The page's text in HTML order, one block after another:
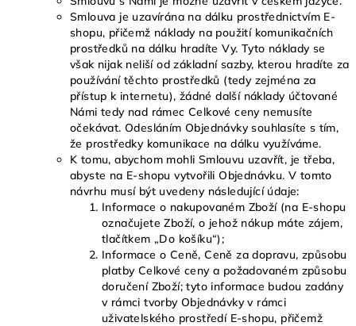
Smlouva je uzavírána na dálku prostřednictvím E-
shopu, přičemž náklady na použití komunikačních
prostředků na dálku hradíte Vy. Tyto náklady se
však nijak neliší od základní sazby, kterou hradíte za
používání těchto prostředků (tedy zejména za
přístup k internetu), žádné další náklady účtované
Námi tedy nad rámec Celkové ceny nemusíte
očekávat. Odesláním Objednávky souhlasíte s tím,
že prostředky komunikace na dálku využíváme.
K tomu, abychom mohli Smlouvu uzavřít, je třeba,
abyste na E-shopu vytvořili Objednávku. V tomto
návrhu musí být uvedeny následující údaje:
Informace o nakupovaném Zboží (na E-shopu
označujete Zboží, o jehož nákup máte zájem,
tlačítkem „Do košíku“);
Informace o Ceně, Ceně za dopravu, způsobu
platby Celkové ceny a požadovaném způsobu
doručení Zboží; tyto informace budou zadány
v rámci tvorby Objednávky v rámci
uživatelského prostředí E-shopu, přičemž